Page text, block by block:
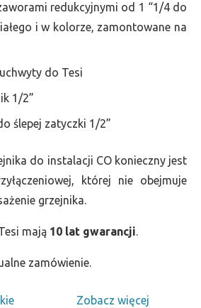
redukcyjnymi od 1 “1/4 do
i w kolorze, zamontowane na
do Tesi
1/2”
ślepej zatyczki 1/2”
do instalacji CO konieczny jest
której nie obejmuje
grzejnika.
mają 10 lat gwarancji.
zamówienie.
Zobacz więcej